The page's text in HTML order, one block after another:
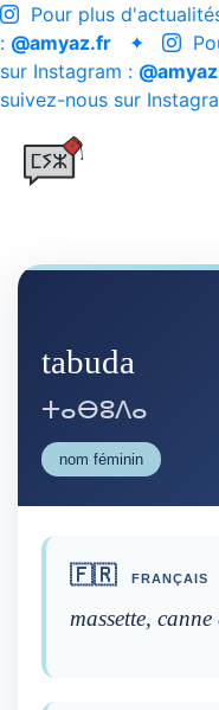
Pour plus
: @amyaz.fr ✦
sur Instagram :
suivez-nous sur
tabuda
ⵜⴰⴱⵓⴷⴰ
nom féminin
🇫🇷 FRANÇAIS
massette,